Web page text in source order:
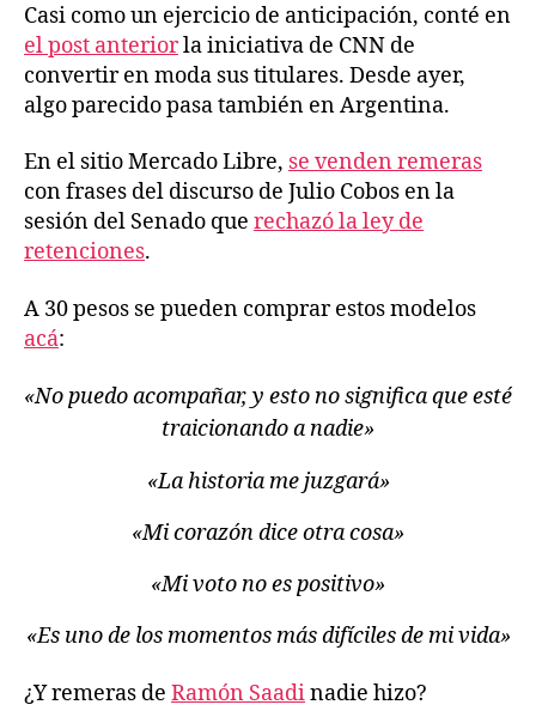
Casi como un ejercicio de anticipación, conté en
el post anteriorla iniciativa de CNN de
convertir en moda sus titulares. Desde ayer,
algo parecido pasa también en Argentina.
En el sitio Mercado Libre, se venden remeras
con frases del discurso de Julio Cobos en la
sesión del Senado que rechazó la ley de
retenciones.
A 30 pesos se pueden comprar estos modelos
acá:
«No puedo acompañar, y esto no significa que esté
traicionando a nadie»
«La historia me juzgará»
«Mi corazón dice otra cosa»
«Mi voto no es positivo»
«Es uno de los momentos más difíciles de mi vida»
¿Y remeras de Ramón Saadinadie hizo?